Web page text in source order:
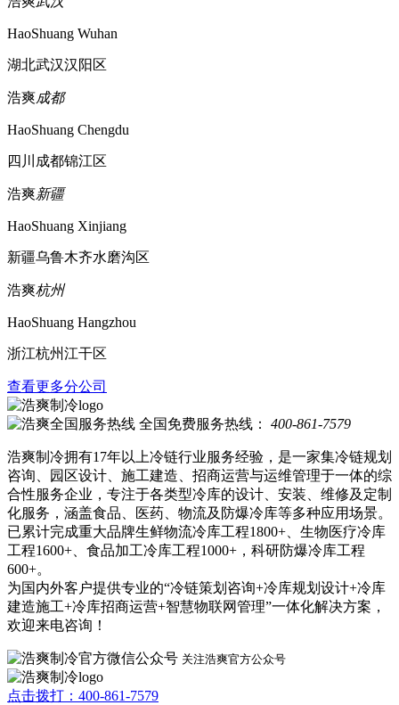
HaoShuang Wuhan
湖北武汉汉阳区
浩爽成都
HaoShuang Chengdu
四川成都锦江区
浩爽新疆
HaoShuang Xinjiang
新疆乌鲁木齐水磨沟区
浩爽杭州
HaoShuang Hangzhou
浙江杭州江干区
查看更多分公司
全国免费服务热线： 400-861-7579
浩爽制冷拥有17年以上冷链行业服务经验，是一家集冷链规划
咨询、园区设计、施工建造、招商运营与运维管理于一体的综
合性服务企业，专注于各类型冷库的设计、安装、维修及定制
化服务，涵盖食品、医药、物流及防爆冷库等多种应用场景。
已累计完成重大品牌生鲜物流冷库工程1800+、生物医疗冷库
工程1600+、食品加工冷库工程1000+，科研防爆冷库工程
600+。
为国内外客户提供专业的“冷链策划咨询+冷库规划设计+冷库
建造施工+冷库招商运营+智慧物联网管理”一体化解决方案，
欢迎来电咨询！
关注浩爽官方公众号
点击拨打：400-861-7579